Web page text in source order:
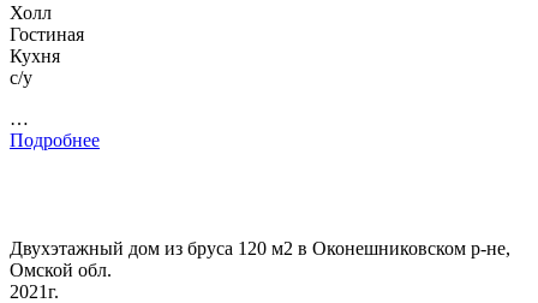
Холл
Гостиная
Кухня
с/у
…
Подробнее
Двухэтажный дом из бруса 120 м2 в Оконешниковском р-не,
Омской обл.
2021г.